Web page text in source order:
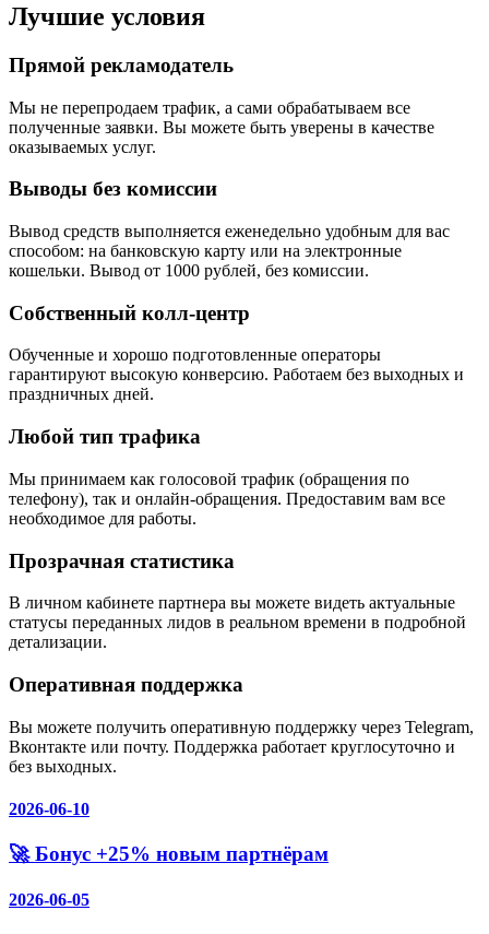
Лучшие условия
Прямой рекламодатель
Мы не перепродаем трафик, а сами обрабатываем все
полученные заявки. Вы можете быть уверены в качестве
оказываемых услуг.
Выводы без комиссии
Вывод средств выполняется еженедельно удобным для вас
способом: на банковскую карту или на электронные
кошельки. Вывод от 1000 рублей, без комиссии.
Собственный колл-центр
Обученные и хорошо подготовленные операторы
гарантируют высокую конверсию. Работаем без выходных и
праздничных дней.
Любой тип трафика
Мы принимаем как голосовой трафик (обращения по
телефону), так и онлайн-обращения. Предоставим вам все
необходимое для работы.
Прозрачная статистика
В личном кабинете партнера вы можете видеть актуальные
статусы переданных лидов в реальном времени в подробной
детализации.
Оперативная поддержка
Вы можете получить оперативную поддержку через Telegram,
Вконтакте или почту. Поддержка работает круглосуточно и
без выходных.
2026-06-10
🚀 Бонус +25% новым партнёрам
2026-06-05